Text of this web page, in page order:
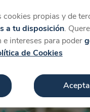
propias y de
a tu disposición.
intereses para poder
de Cookies